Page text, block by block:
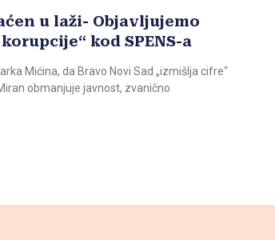
u laži- Objavljujemo
kod SPENS-a
Mićina, da Bravo Novi Sad „izmišlja cifre“
obmanjuje javnost, zvanično